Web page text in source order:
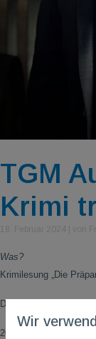
TGM
Krimi
Was?
Krimilesung „Die
Die Weinprobe wird
200 Jahre Wein- und
Wir